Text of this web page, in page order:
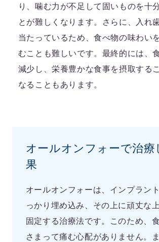
り、噛む力が不足して固いものを十
とが難しくなります。さらに、入れ
当たっているため、食べ物の味わい
むことも難しいです。最終的には、
減少し、栄養豊かな食事を摂取する
なることもあります。
オールオンフォーで治療
果
オールオンフォーは、インプラン
っかり埋め込み、その上に頑丈な
固定する治療法です。このため、
さまって痛む心配がありません。